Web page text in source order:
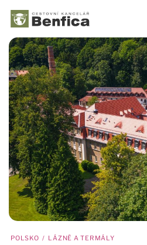
POLSKO / LÁZNĚ A TERMÁLY